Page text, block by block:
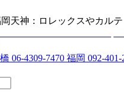
天神：ロレックスやカル
06-4309-7470 福岡 092-401-